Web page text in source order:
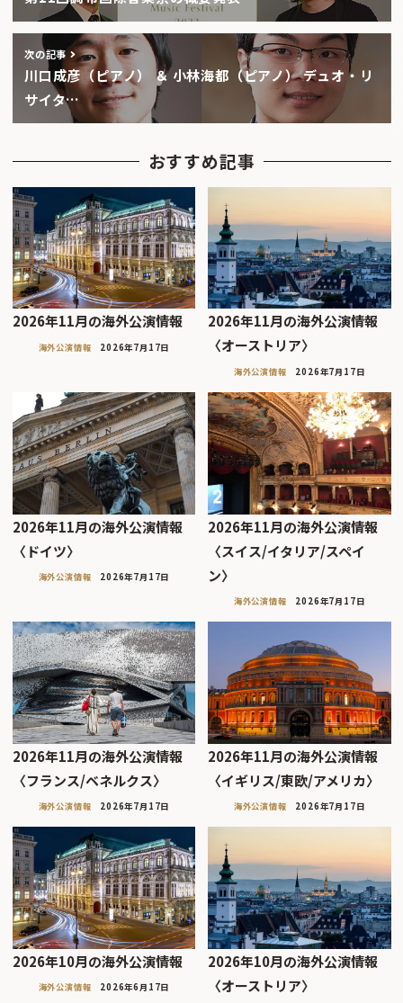
次の記事
川口成彦（ピアノ） ＆ 小林海都（ピアノ） デュオ・リ
サイタ…
おすすめ記事
2026年11月の海外公演情報
海外公演情報 2026年7月17日
2026年11月の海外公演情報
〈オーストリア〉
海外公演情報 2026年7月17日
2026年11月の海外公演情報
〈ドイツ〉
海外公演情報 2026年7月17日
2026年11月の海外公演情報
〈スイス/イタリア/スペイ
ン〉
海外公演情報 2026年7月17日
2026年11月の海外公演情報
〈フランス/ベネルクス〉
海外公演情報 2026年7月17日
2026年11月の海外公演情報
〈イギリス/東欧/アメリカ〉
海外公演情報 2026年7月17日
2026年10月の海外公演情報
海外公演情報 2026年6月17日
2026年10月の海外公演情報
〈オーストリア〉